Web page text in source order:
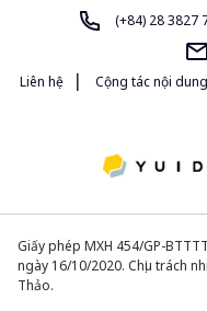
(+84) 28 3827
Liên hệ
| Cộng tác nội dung
Giấy phép MXH 454/GP-
ngày 16/10/2020. Chịu trách
Thảo.